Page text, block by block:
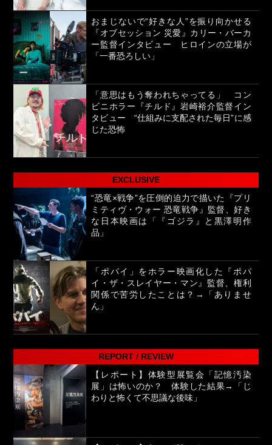
おまじないで“好きな人”を振り向かせる
『オブセッション 災愛』カリー・バーカ
ー監督インタビュー ヒロインの立場が
「一番恐ろしい」
「意思はもう奪われちゃってる」 コン
ビニホラー『チルド』岩崎裕介監督イン
タビュー “仕組みに支配された毎日”に感
じた恐怖
EXCLUSIVE
“恐竜×戦争”を圧倒的迫力で描いた『プリ
ミティヴ・ウォー 恐竜戦争』監督、好き
な日本映画は「『ゴジラ』と黒澤明作
品」
「ポパイ」をホラー映画化した『ポパ
イ・ザ・スレイヤー・マン』監督、権利
関係で苦労したことは？→「ありませ
ん」
REPORT / REVIEW
【レポート】体験型展覧会「記憶汚染
展」は怖いのか？ 体験した結果→「じ
わりと怖くて不思議な後味」